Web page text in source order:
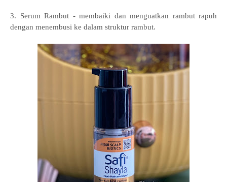
3. Serum Rambut - membaiki dan menguatkan rambut rapuh
dengan menembusi ke dalam struktur rambut.